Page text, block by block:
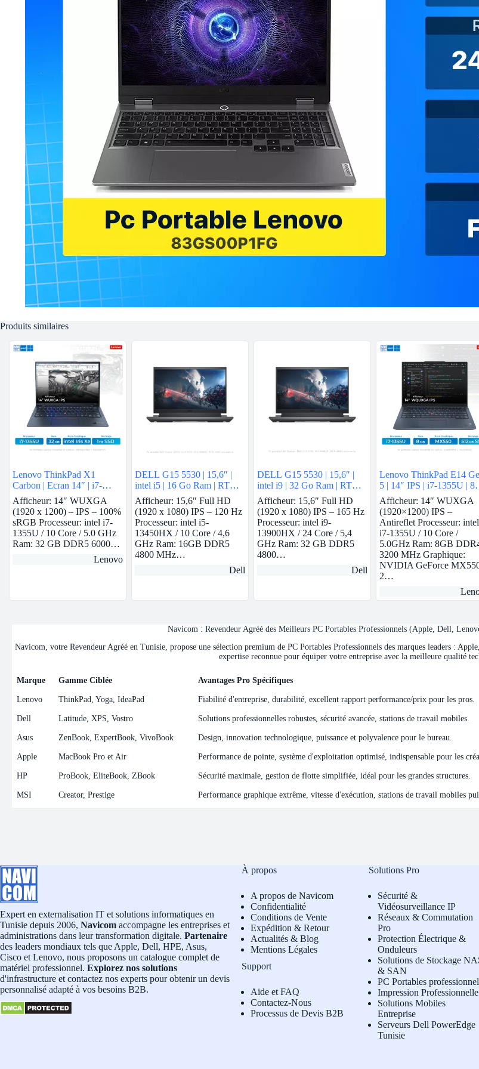
Produits similaires
Lenovo ThinkPad X1
Carbon | Ecran 14″ | i7-
1355U | 32 GB Ram | intel
Iris Xe | 1 TB SSD
Afficheur: 14″ WUXGA
(1920 x 1200) – IPS – 100%
sRGB Processeur: intel i7-
1355U / 10 Core / 5.0 GHz
Ram: 32 GB DDR5 6000…
Lenovo
DELL G15 5530 | 15,6″ |
intel i5 | 16 Go Ram | RTX
3050
Afficheur: 15,6″ Full HD
(1920 x 1080) IPS – 120 Hz
Processeur: intel i5-
13450HX / 10 Core / 4,6
GHz Ram: 16GB DDR5
4800 MHz…
Dell
DELL G15 5530 | 15,6″ |
intel i9 | 32 Go Ram | RTX
4060
Afficheur: 15,6″ Full HD
(1920 x 1080) IPS – 165 Hz
Processeur: intel i9-
13900HX / 24 Core / 5,4
GHz Ram: 32 GB DDR5
4800…
Dell
Lenovo ThinkPad E14
5 | 14″ IPS | i7-1355U |
Ram | Nvidia MX550 | 512
GB SSD
Afficheur: 14″ WUXGA
(1920×1200) IPS –
Antireflet Processeur: intel
i7-1355U / 10 Core /
5.0GHz Ram: 8GB
3200 MHz Graphique:
NVIDIA GeForce
2…
Navicom : Revendeur Agréé des Meilleurs PC Portables Professionnels (Apple, Dell,
Navicom, votre Revendeur Agréé en Tunisie, propose une sélection premium de PC Portables Professionnels des marques leaders :
expertise reconnue pour équiper votre entreprise avec la meilleure qualité
Marque Gamme Ciblée Avantages Pro Spécifiques
Marque
Gamme Ciblée Avantages Pro Spécifiques
Lenovo ThinkPad, Yoga, IdeaPad Fiabilité d'entreprise, durabilité, excellent rapport performance/prix pour les pros.
Dell Latitude, XPS, Vostro Solutions professionnelles robustes, sécurité avancée, stations de travail mobiles.
Asus ZenBook, ExpertBook, VivoBook Design, innovation technologique, puissance et polyvalence pour le bureau.
Apple MacBook Pro et Air Performance de pointe, système d'exploitation optimisé, indispensable pour les
HP ProBook, EliteBook, ZBook Sécurité maximale, gestion de flotte simplifiée, idéal pour les grandes structures.
MSI Creator, Prestige Performance graphique extrême, vitesse d'exécution, stations de travail mobiles
Expert en externalisation IT et solutions informatiques en
Tunisie depuis 2006, Navicom accompagne les entreprises et
administrations dans leur transformation digitale. Partenaire
des leaders mondiaux tels que Apple, Dell, HPE, Asus,
Cisco et Lenovo, nous proposons un catalogue complet de
matériel professionnel. Explorez nos solutions
d'infrastructure et contactez nos experts pour obtenir un devis
personnalisé adapté à vos besoins B2B.
À propos
A propos de Navicom
Confidentialité
Conditions de Vente
Expédition & Retour
Actualités & Blog
Mentions Légales
Support
Aide et FAQ
Contactez-Nous
Processus de Devis B2B
Solutions Pro
Sécurité &
Vidéosurveillance IP
Réseaux & Commutation
Pro
Protection Électrique &
Onduleurs
Solutions de Stockage
& SAN
PC Portables
Impression Professionnelle
Solutions Mobiles
Entreprise
Serveurs Dell PowerEdge
Tunisie